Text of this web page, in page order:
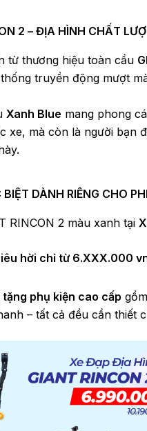
2 – ĐỊA HÌNH CHẤT
từ thương hiệu toàn cầu
truyền động mượt
Xanh Blue mang phong
xe, mà còn là người bạn
DÀNH RIÊNG CHO
RINCON 2 màu xanh tại
hời chỉ từ 6.XXX.000
tặng phụ kiện cao cấp
– tất cả đều cần thiết